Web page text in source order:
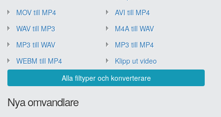
MOV till MP4
AVI till MP4
WAV till MP3
M4A till WAV
MP3 till WAV
MP3 till MP4
WEBM till MP4
Klipp ut video
Alla filtyper och konverterare
Nya omvandlare